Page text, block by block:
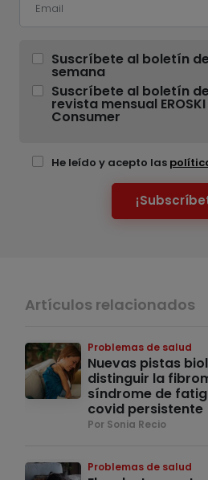
Suscríbete al boletín
semana
Suscríbete al boletín
revista mensual EROSKI
Consumer
He leído y acepto las
Artículos relacionados
Problemas de salud
Nuevas pistas
distinguir la
síndrome de
covid persistente
Por Sonia Recio
Problemas de salud